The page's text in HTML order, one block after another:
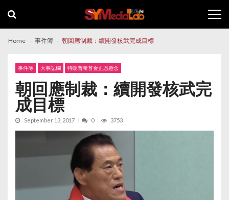
navigation
content
Home 事件簿 朝回應制裁：續開發核武完成目標
事件簿 大事記欄 特朗普斬首金正恩懸念
朝回應制裁：續開發核武完
成目標
September 13, 2017 0 3753